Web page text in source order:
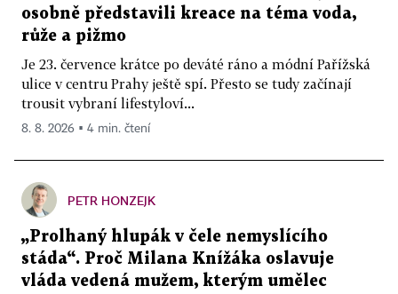
osobně představili kreace na téma voda,
růže a pižmo
Je 23. července krátce po deváté ráno a módní Pařížská
ulice v centru Prahy ještě spí. Přesto se tudy začínají
trousit vybraní lifestyloví...
8. 8. 2026 ▪ 4 min. čtení
PETR HONZEJK
„Prolhaný hlupák v čele nemyslícího
stáda“. Proč Milana Knížáka oslavuje
vláda vedená mužem, kterým umělec